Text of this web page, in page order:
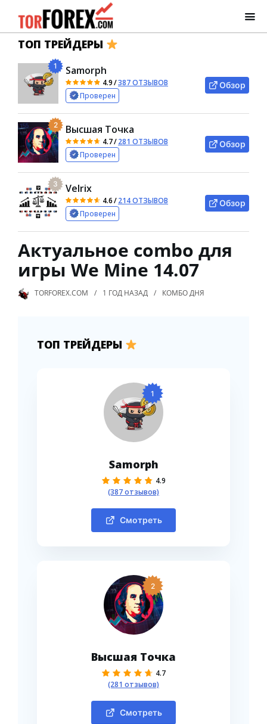
ТОП ТРЕЙДЕРЫ
1 Samorph
4.9/387 ОТЗЫВОВ
Проверен
Обзор
2 Высшая Точка
4.7/281 ОТЗЫВОВ
Проверен
Обзор
3 Velrix
4.6/214 ОТЗЫВОВ
Проверен
Обзор
Актуальное combo для
игры We Mine 14.07
TORFOREX.COM 1 ГОД НАЗАД КОМБО ДНЯ
ТОП ТРЕЙДЕРЫ
1
Samorph
4.9
(387 отзывов)
Смотреть
2
Высшая Точка
4.7
(281 отзывов)
Смотреть